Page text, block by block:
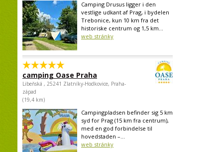
Camping Drusus ligger i den
vestlige udkant af Prag, i bydelen
Trebonice, kun 10 km fra det
historiske centrum og 1,5 km...
web stránky
camping Oase Praha
Libeňská , 25241 Zlatníky-Hodkovice, Praha-
západ
(19,4 km)
Campingpladsen befinder sig 5 km
syd for Prag (15 km fra centrum),
med en god forbindelse til
hovedstaden –...
web stránky